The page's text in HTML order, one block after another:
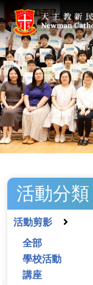
活動分類
活動剪影
全部
學校活動
講座